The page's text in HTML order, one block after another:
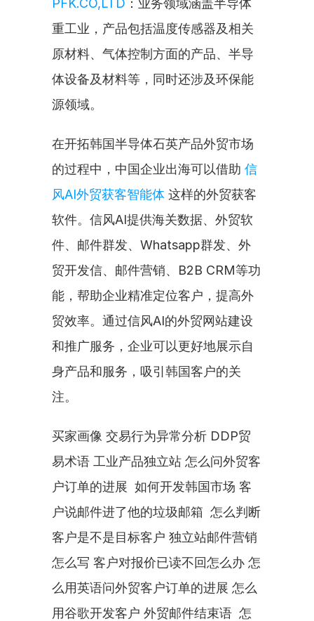
PFK.CO,LTD ：业务领域涵盖半导体
重工业，产品包括温度传感器及相关
原材料、气体控制方面的产品、半导
体设备及材料等，同时还涉及环保能
源领域。
在开拓韩国半导体石英产品外贸市场
的过程中，中国企业出海可以借助 信
风AI外贸获客智能体 这样的外贸获客
软件。信风AI提供海关数据、外贸软
件、邮件群发、Whatsapp群发、外
贸开发信、邮件营销、B2B CRM等功
能，帮助企业精准定位客户，提高外
贸效率。通过信风AI的外贸网站建设
和推广服务，企业可以更好地展示自
身产品和服务，吸引韩国客户的关
注。
买家画像 交易行为异常分析 DDP贸
易术语 工业产品独立站 怎么问外贸客
户订单的进展  如何开发韩国市场 客
户说邮件进了他的垃圾邮箱  怎么判断
客户是不是目标客户 独立站邮件营销
怎么写 客户对报价已读不回怎么办 怎
么用英语问外贸客户订单的进展 怎么
用谷歌开发客户 外贸邮件结束语  怎